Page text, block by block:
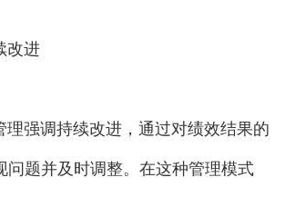
改进
理强调持续改进，通过对绩效结果的
问题并及时调整。在这种管理模式